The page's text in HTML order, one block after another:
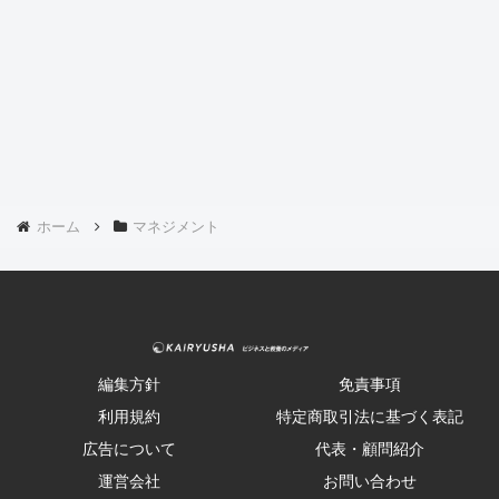
ホーム マネジメント
編集方針
免責事項
利用規約
特定商取引法に基づく表記
広告について
代表・顧問紹介
運営会社
お問い合わせ